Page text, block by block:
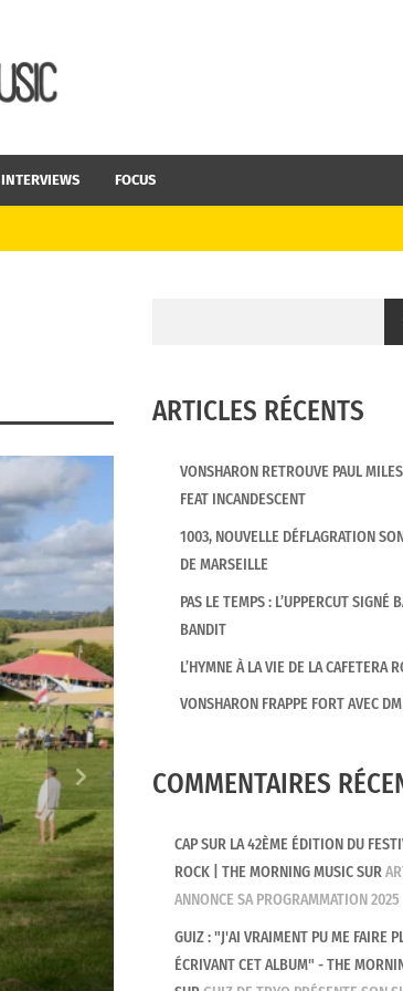
INTERVIEWS FOCUS
ARTICLES RÉCENTS
VONSHARON RETROUVE PAUL
FEAT INCANDESCENT
1003, NOUVELLE DÉFLAGRATION
DE MARSEILLE
PAS LE TEMPS : L’UPPERCUT SIGNÉ
BANDIT
L’HYMNE À LA VIE DE LA CAFETERA
VONSHARON FRAPPE FORT AVEC
COMMENTAIRES
CAP SUR LA 42ÈME ÉDITION DU
ROCK | THE MORNING MUSICSUR
ANNONCE SA PROGRAMMATION 2025
GUIZ : "J'AI VRAIMENT PU ME FAIRE
ÉCRIVANT CET ALBUM" - THE